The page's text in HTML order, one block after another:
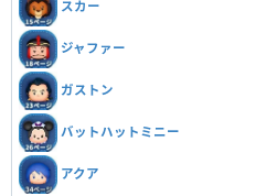
スカー
ジャファー
ガストン
バットハットミニー
アクア